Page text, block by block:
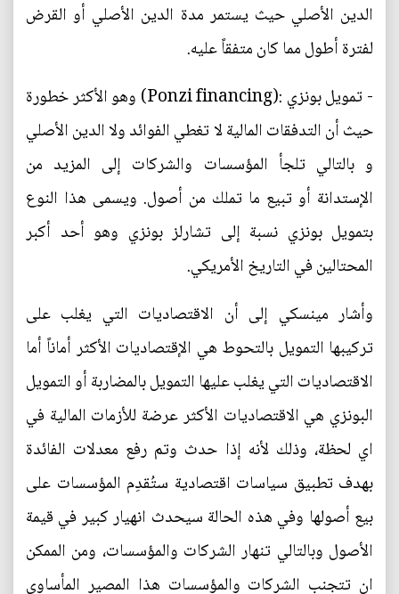
الدين الأصلي حيث يستمر مدة الدين الأصلي أو القرض
لفترة أطول مما كان متفقاً عليه.
- تمويل بونزي :(Ponzi financing) وهو الأكثر خطورة
حيث أن التدفقات المالية لا تغطي الفوائد ولا الدين الأصلي
و بالتالي تلجأ المؤسسات والشركات إلى المزيد من
الإستدانة أو تبيع ما تملك من أصول. ويسمى هذا النوع
بتمويل بونزي نسبة إلى تشارلز بونزي وهو أحد أكبر
المحتالين في التاريخ الأمريكي.
وأشار مينسكي إلى أن الاقتصاديات التي يغلب على
تركيبها التمويل بالتحوط هي الإقتصاديات الأكثر أماناً أما
الاقتصاديات التي يغلب عليها التمويل بالمضاربة أو التمويل
البونزي هي الاقتصاديات الأكثر عرضة للأزمات المالية في
اي لحظة، وذلك لأنه إذا حدث وتم رفع معدلات الفائدة
بهدف تطبيق سياسات اقتصادية ستُقدِم المؤسسات على
بيع أصولها وفي هذه الحالة سيحدث انهيار كبير في قيمة
الأصول وبالتالي تنهار الشركات والمؤسسات، ومن الممكن
ان تتجنب الشركات والمؤسسات هذا المصير المأساوي